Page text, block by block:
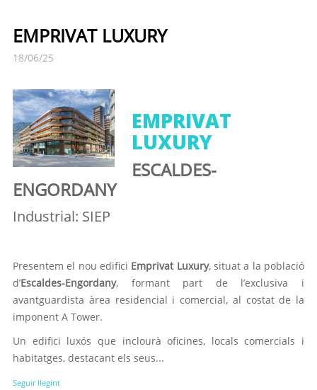
EMPRIVAT LUXURY
18/06/25
EMPRIVAT
LUXURY
ESCALDES-
ENGORDANY
Industrial: SIEP
Presentem el nou edifici Emprivat Luxury, situat a la població
d’Escaldes-Engordany, formant part de l’exclusiva i
avantguardista àrea residencial i comercial, al costat de la
imponent A Tower.
Un edifici luxós que inclourà oficines, locals comercials i
habitatges, destacant els seus...
Seguir llegint